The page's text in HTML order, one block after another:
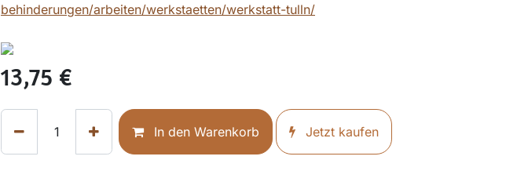
behinderungen/arbeiten/werkstaetten/werkstatt-tulln/
13,75 €
In den Warenkorb Jetzt kaufen